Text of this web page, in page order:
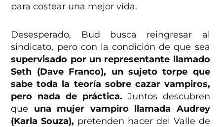
para costear una mejor vida.
Desesperado, Bud busca reingresar al
sindicato, pero con la condición de que sea
supervisado por un representante llamado
Seth (Dave Franco), un sujeto torpe que
sabe toda la teoría sobre cazar vampiros,
pero nada de práctica. Juntos descubren
que una mujer vampiro llamada Audrey
(Karla Souza), pretenden hacer del Valle de